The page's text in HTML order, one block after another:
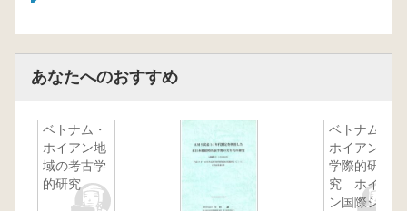
あなたへのおすすめ
ベトナム・
ホイアン地
域の考古学
的研究
ベトナム・
ホイアンの
学際的研
究 ホイア
ン国際シン